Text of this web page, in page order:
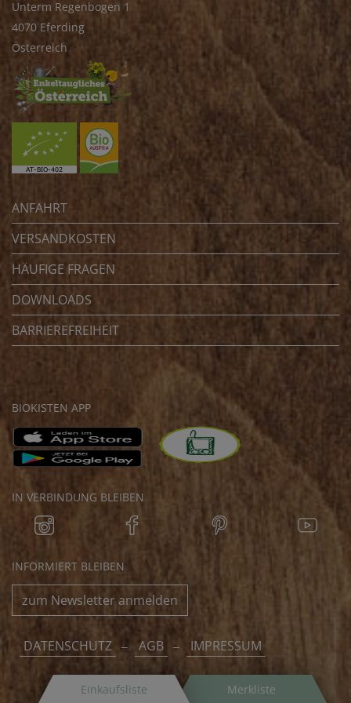
Einkaufsliste Merkliste
Unterm Regenbogen 1
4070 Eferding
Österreich
ANFAHRT
VERSANDKOSTEN
HÄUFIGE FRAGEN
DOWNLOADS
BARRIEREFREIHEIT
BIOKISTEN APP
IN VERBINDUNG BLEIBEN
INFORMIERT BLEIBEN
zum Newsletter anmelden
DATENSCHUTZ AGB IMPRESSUM